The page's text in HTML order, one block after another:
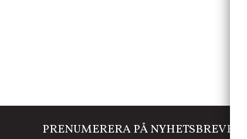
PRENUMERERA PÅ NYHETSBREVET